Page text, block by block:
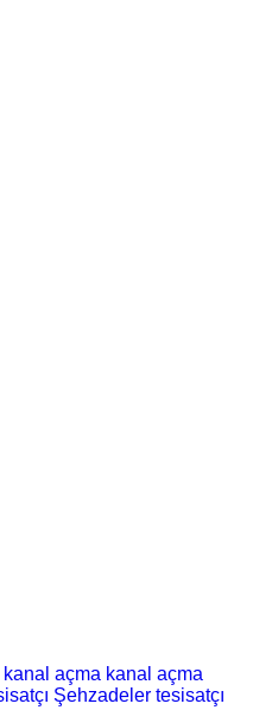
kanal açma kanal açma
Şehzadeler tesisatçı